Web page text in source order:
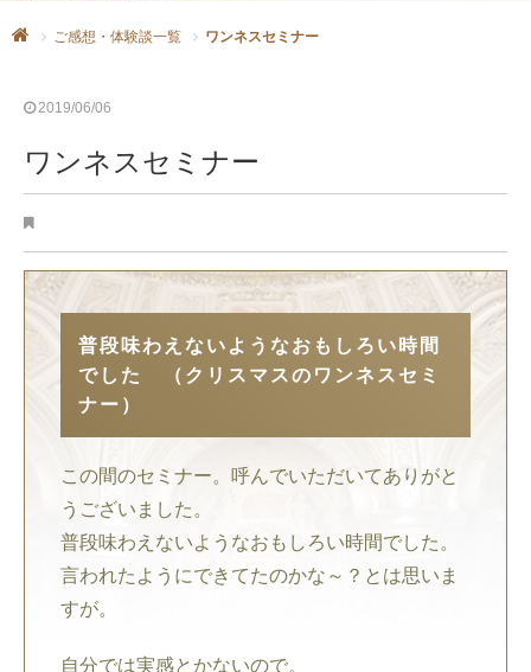
ご感想・体験談一覧 ワンネスセミナー
2019/06/06
ワンネスセミナー
普段味わえないようなおもしろい時間
でした （クリスマスのワンネスセミ
ナー）
この間のセミナー。呼んでいただいてありがと
うございました。
普段味わえないようなおもしろい時間でした。
言われたようにできてたのかな～？とは思いま
すが。
自分では実感とかないので。